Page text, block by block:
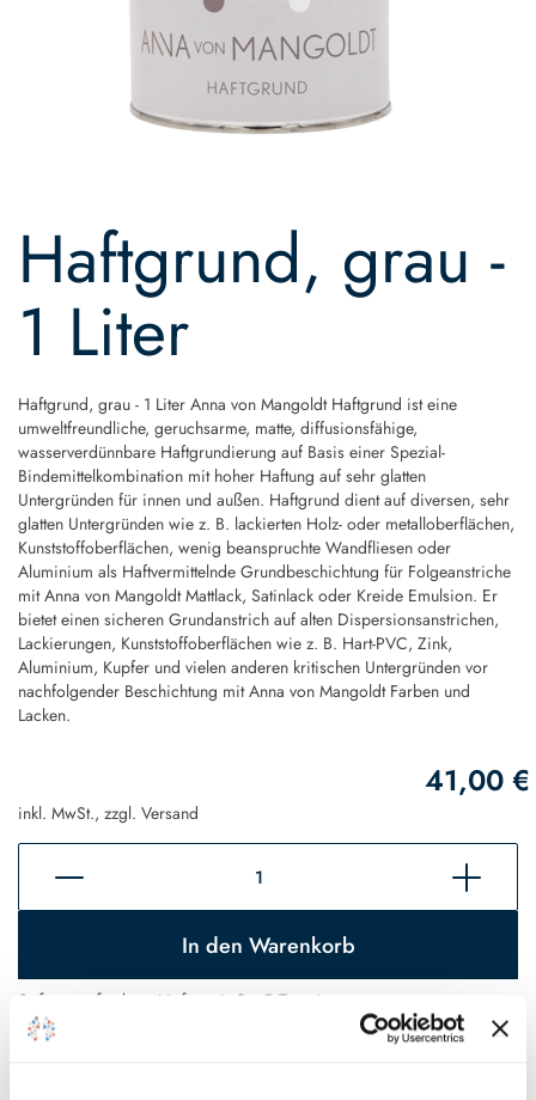
Haftgrund, grau -
1 Liter
Haftgrund, grau - 1 Liter Anna von Mangoldt Haftgrund ist eine
umweltfreundliche, geruchsarme, matte, diffusionsfähige,
wasserverdünnbare Haftgrundierung auf Basis einer Spezial-
Bindemittelkombination mit hoher Haftung auf sehr glatten
Untergründen für innen und außen. Haftgrund dient auf diversen, sehr
glatten Untergründen wie z. B. lackierten Holz- oder metalloberflächen,
Kunststoffoberflächen, wenig beanspruchte Wandfliesen oder
Aluminium als Haftvermittelnde Grundbeschichtung für Folgeanstriche
mit Anna von Mangoldt Mattlack, Satinlack oder Kreide Emulsion. Er
bietet einen sicheren Grundanstrich auf alten Dispersionsanstrichen,
Lackierungen, Kunststoffoberflächen wie z. B. Hart-PVC, Zink,
Aluminium, Kupfer und vielen anderen kritischen Untergründen vor
nachfolgender Beschichtung mit Anna von Mangoldt Farben und
Lacken.
41,00 €
inkl. MwSt., zzgl. Versand
In den Warenkorb
Sofort verfügbar, Lieferzeit 2 - 5 Tage*
beginning
the